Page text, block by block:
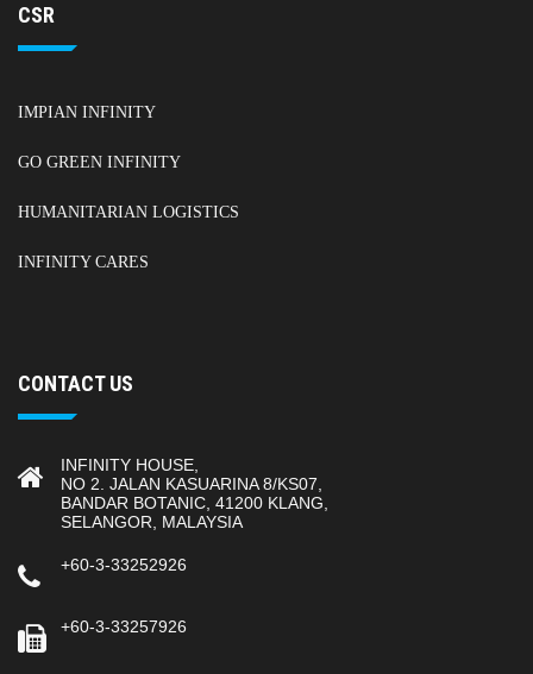
CSR
IMPIAN INFINITY
GO GREEN INFINITY
HUMANITARIAN LOGISTICS
INFINITY CARES
CONTACT US
INFINITY HOUSE,
NO 2. JALAN KASUARINA 8/KS07,
BANDAR BOTANIC, 41200 KLANG,
SELANGOR, MALAYSIA
+60-3-33252926
+60-3-33257926